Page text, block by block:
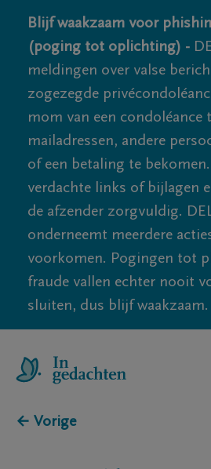
Blijf waakzaam voor
(poging tot oplichting) -
meldingen over valse
zogezegde
mom van een condoléance
mailadressen, andere
of een betaling te
verdachte links of bijlagen
de afzender zorgvuldig.
onderneemt meerdere
voorkomen. Pogingen tot
fraude vallen echter nooit
sluiten, dus blijf waakzaam.
← Vorige